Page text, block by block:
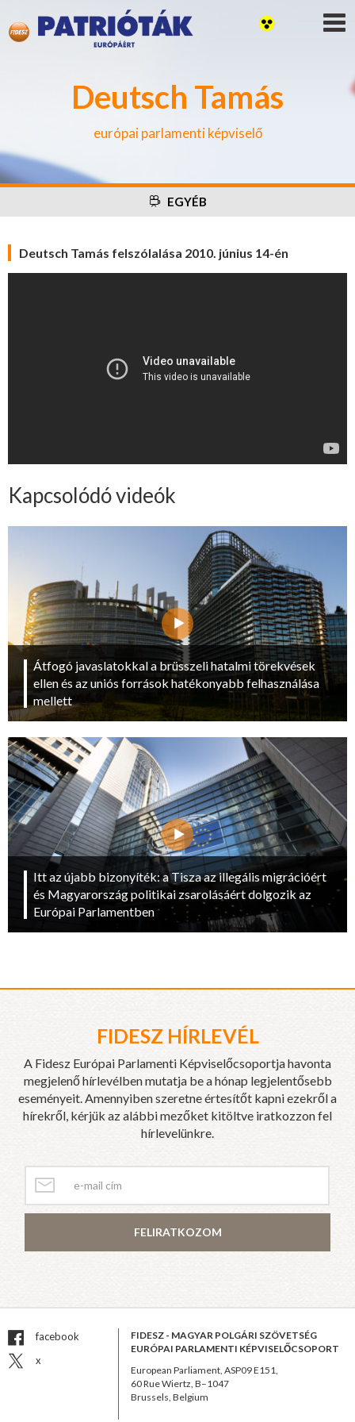
Deutsch Tamás
európai parlamenti képviselő
EGYÉB
Deutsch Tamás felszólalása 2010. június 14-én
Kapcsolódó videók
Átfogó javaslatokkal a brüsszeli hatalmi törekvések
ellen és az uniós források hatékonyabb felhasználása
mellett
Itt az újabb bizonyíték: a Tisza az illegális migrációért
és Magyarország politikai zsarolásáért dolgozik az
Európai Parlamentben
FIDESZ HÍRLEVÉL
A Fidesz Európai Parlamenti Képviselőcsoportja havonta
megjelenő hírlevélben mutatja be a hónap legjelentősebb
eseményeit. Amennyiben szeretne értesítőt kapni ezekről a
hírekről, kérjük az alábbi mezőket kitöltve iratkozzon fel
hírlevelünkre.
FELIRATKOZOM
facebook
x
FIDESZ - MAGYAR POLGÁRI SZÖVETSÉG
EURÓPAI PARLAMENTI KÉPVISELŐCSOPORT
European Parliament, ASP09 E151,
60 Rue Wiertz, B–1047
Brussels, Belgium